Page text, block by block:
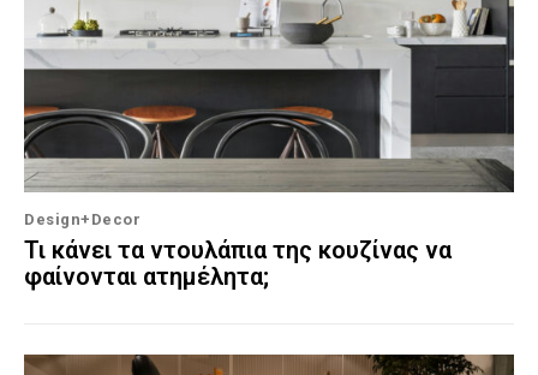
Design+Decor
Τι κάνει τα ντουλάπια της κουζίνας να
φαίνονται ατημέλητα;